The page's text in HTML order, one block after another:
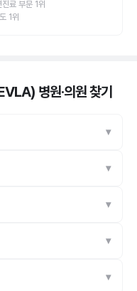
료 부문 1위
1위
병원·의원찾기